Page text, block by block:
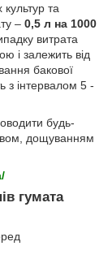
та
– 0,5 л на 1000
витрата
і залежить від
бакової
з інтервалом 5 -
будь-
дощуванням
гумата